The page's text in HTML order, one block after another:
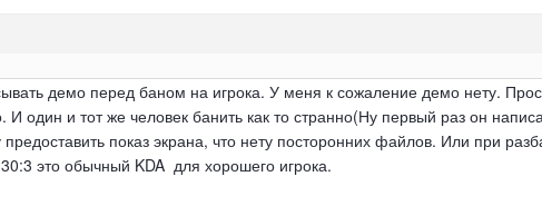
демо перед баном на игрока. У меня к сожаление демо нету.
один и тот же человек банить как то странно(Ну первый раз он
показ экрана, что нету посторонних файлов. Или при
это обычный KDA для хорошего игрока.